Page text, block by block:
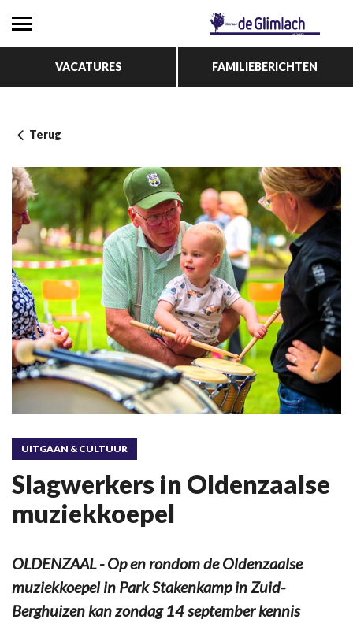
VACATURES FAMILIEBERICHTEN
Terug
UITGAAN & CULTUUR
Slagwerkers in Oldenzaalse
muziekkoepel
OLDENZAAL - Op en rondom de Oldenzaalse
muziekkoepel in Park Stakenkamp in Zuid-
Berghuizen kan zondag 14 september kennis